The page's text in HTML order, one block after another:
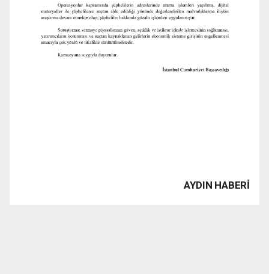
AYDIN HABERİ